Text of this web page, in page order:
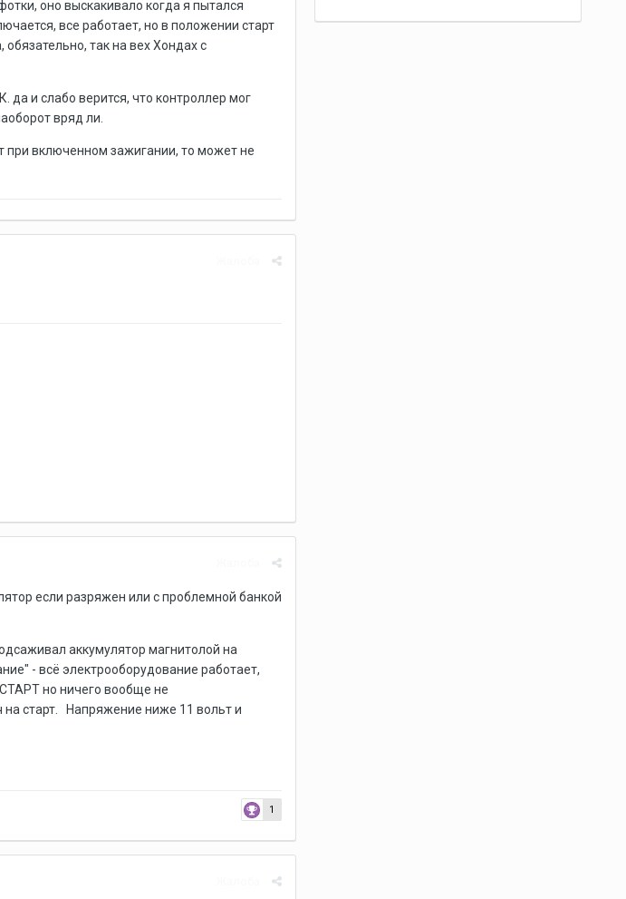
оно выскакивало когда я пытался
все работает, но в положении старт
так на вех Хондах с
да и слабо верится, что контроллер мог
вряд ли.
при включенном зажигании, то может не
если разряжен или с проблемной банкой
аккумулятор магнитолой на
- всё электрооборудование работает,
но ничего вообще не
на старт. Напряжение ниже 11 вольт и
1